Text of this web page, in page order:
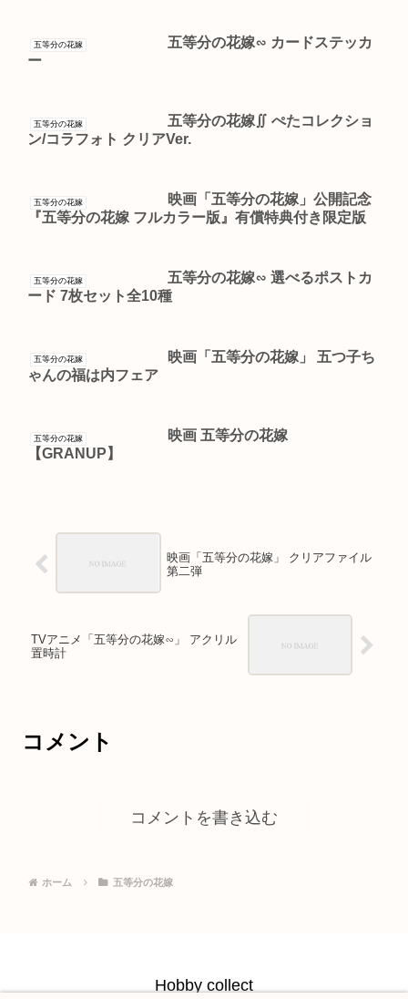
五等分の花嫁
五等分の花嫁∽ カードステッカ
ー
五等分の花嫁
五等分の花嫁∬ ぺたコレクショ
ン/コラフォト クリアVer.
五等分の花嫁
映画「五等分の花嫁」公開記念
『五等分の花嫁 フルカラー版』有償特典付き限定版
五等分の花嫁
五等分の花嫁∽ 選べるポストカ
ード 7枚セット全10種
五等分の花嫁
映画「五等分の花嫁」 五つ子ち
ゃんの福は内フェア
五等分の花嫁
映画 五等分の花嫁
【GRANUP】
映画「五等分の花嫁」 クリアファイル
第二弾
TVアニメ「五等分の花嫁∽」 アクリル
置時計
コメント
コメントを書き込む
ホーム 五等分の花嫁
Hobby collect